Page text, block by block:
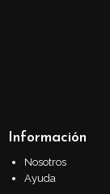
Información
Nosotros
Ayuda